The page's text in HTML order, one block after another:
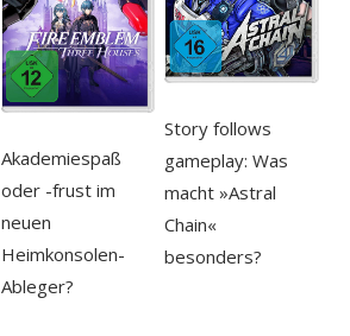
Akademiespaß
oder -frust im
neuen
Heimkonsolen-
Ableger?
Story follows
gameplay: Was
macht »Astral
Chain«
besonders?